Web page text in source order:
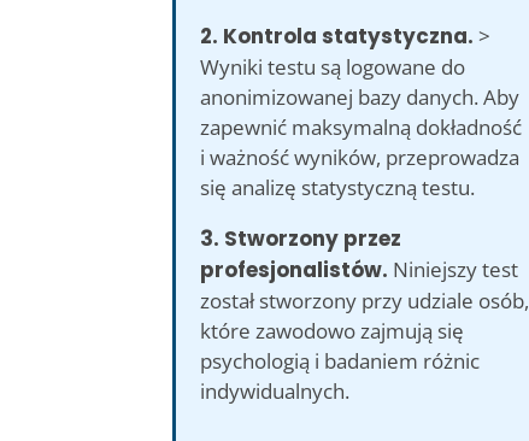
2. Kontrola statystyczna. >
Wyniki testu są logowane do
anonimizowanej bazy danych. Aby
zapewnić maksymalną dokładność
i ważność wyników, przeprowadza
się analizę statystyczną testu.
3. Stworzony przez
profesjonalistów. Niniejszy test
został stworzony przy udziale osób,
które zawodowo zajmują się
psychologią i badaniem różnic
indywidualnych.